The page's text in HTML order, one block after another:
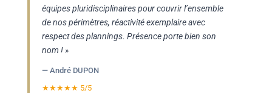
équipes pluridisciplinaires pour couvrir l’ensemble
de nos périmètres, réactivité exemplaire avec
respect des plannings. Présence porte bien son
nom ! »
— André DUPON
★★★★★ 5/5